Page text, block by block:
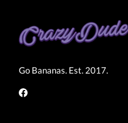
Go Bananas. Est. 2017.